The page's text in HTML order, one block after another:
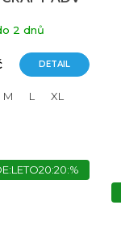
2 dnů
DETAIL
M L XL